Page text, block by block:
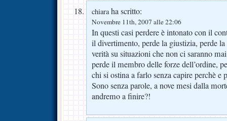
chiaraha scritto:
Novembre 11th, 2007 alle 22:06
In questi casi perdere è intonato con il
il divertimento, perde la giustizia, perde
verità su situazioni che non ci saranno
perde il membro delle forze dell’ordine,
chi si ostina a farlo senza capire perchè
Sono senza parole, a nove mesi dalla
andremo a finire?!